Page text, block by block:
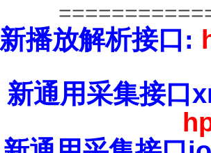
新播放解析接口:
新通用采集接口